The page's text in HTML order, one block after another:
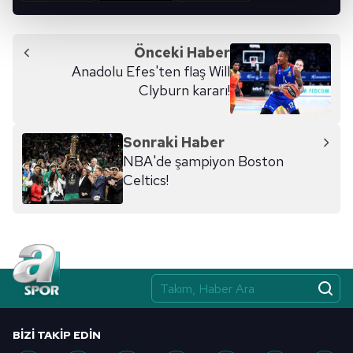
kalemimiz olduğunu sizlere hatırlatmak isteriz.
Her halükârda, kullanıcılar, bu çerezlere izin vermedikleri
takdirde, kullanıcılara hedefli reklamlar
gösterilmeyecektir."
Sizlere daha iyi bir hizmet sunabilmek için İnternet
Sitemizde kendimize ve üçüncü kişilere ait çerezler
kullanılmaktadır. Bu çerezler vasıtasıyla çeşitli kişisel
verileriniz işlenmekte olup gerekli olan çerezler bilgi
toplumu hizmetlerinin sunulması amacıyla
reklam/pazarlama faaliyetlerinin yapılması, amaçlarıyla
sınırlı olarak açık rızanız dahilinde kullanılacaktır.
Çerezlere ilişkin tercihlerinizi aşağıda yer alan panel
için Ayarlar butonuna tıklayabilir,
Önceki Haber
Anadolu Efes'ten flaş Will
Clyburn kararı!
Sonraki Haber
NBA'de şampiyon Boston
Celtics!
BIZI TAKIP EDIN